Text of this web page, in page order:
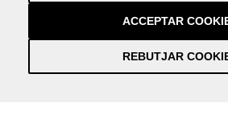
REBUTJAR
ACCEPTAR